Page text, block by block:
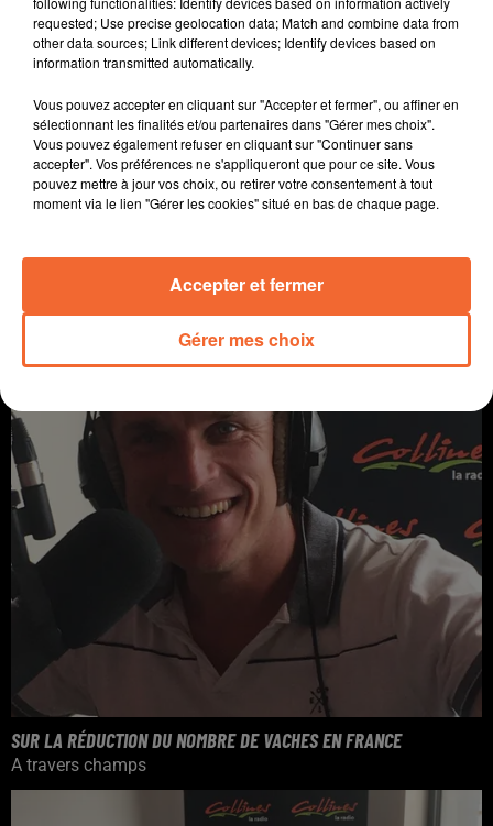
L'EFFET DE LA MÉTÉO SUR LA NATURE
SUR LA RÉDUCTION DU NOMBRE DE VACHES EN FRANCE
A travers champs
requested; Use precise geolocation data; Match and combine data from
other data sources; Link different devices; Identify devices based on
information transmitted automatically.
Vous pouvez accepter en cliquant sur "Accepter et fermer", ou affiner en
sélectionnant les finalités et/ou partenaires dans "Gérer mes choix".
Vous pouvez également refuser en cliquant sur "Continuer sans
accepter". Vos préférences ne s'appliqueront que pour ce site. Vous
pouvez mettre à jour vos choix, ou retirer votre consentement à tout
moment via le lien "Gérer les cookies" situé en bas de chaque page.
Gérer mes choix
Accepter et fermer